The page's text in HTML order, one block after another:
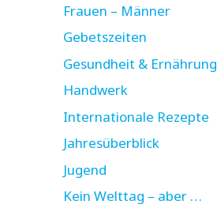
Frauen – Männer
Gebetszeiten
Gesundheit & Ernährung
Handwerk
Internationale Rezepte
Jahresüberblick
Jugend
Kein Welttag – aber …